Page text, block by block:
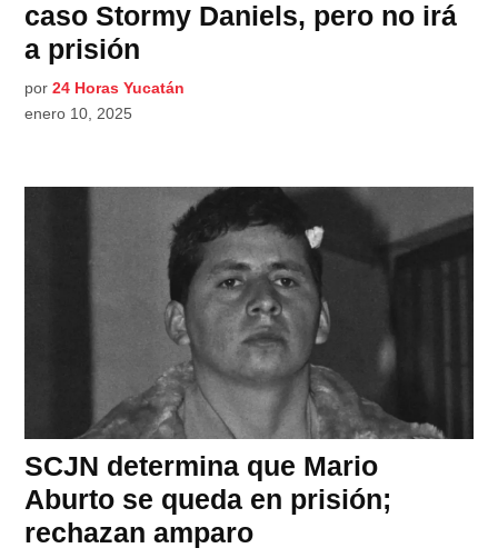
caso Stormy Daniels, pero no irá
a prisión
por 24 Horas Yucatán
enero 10, 2025
SCJN determina que Mario
Aburto se queda en prisión;
rechazan amparo